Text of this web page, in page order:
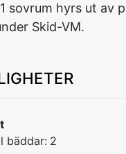
sovrum hyrs ut av
Skid-VM.
bäddar: 2